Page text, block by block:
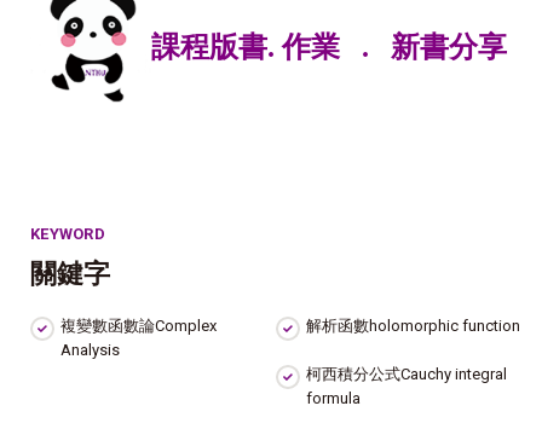
課程版書.作業 . 新書分享
KEYWORD
關鍵字
複變數函數論Complex
Analysis
解析函數holomorphic function
柯西積分公式Cauchy integral
formula